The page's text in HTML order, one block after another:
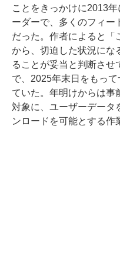
ことをきっかけに2013
ーダーで、多くのフィー
だった。作者によると「
から、切迫した状況にな
ることが妥当と判断させ
で、2025年末日をもっ
ていた。年明けからは事
対象に、ユーザーデータ
ンロードを可能とする作